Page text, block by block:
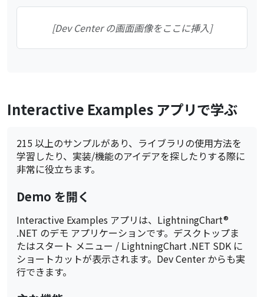
[Dev Center の画面画像をここに挿入]
Interactive Examples アプリで学ぶ
215 以上のサンプルがあり、ライブラリの使用方法を
学習したり、実装/機能のアイデアを探したりする際に
非常に役立ちます。
Demo を開く
Interactive Examples アプリは、LightningChart®
.NET のデモ アプリケーションです。デスクトップま
たはスタート メニュー / LightningChart .NET SDK に
ショートカットが表示されます。Dev Center からも実
行できます。